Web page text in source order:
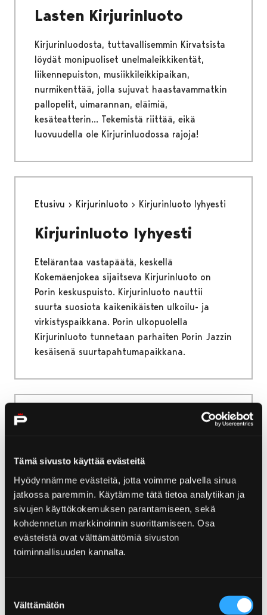
Tämä sivusto käyttää evästeitä
Hyödynnämme evästeitä, jotta voimme palvella sinua
jatkossa paremmin. Käytämme tätä tietoa analytiikan ja
sivujen käyttökokemuksen parantamiseen, sekä
kohdennetun markkinoinnin suorittamiseen. Osa
evästeistä ovat välttämättömiä sivuston
toiminnallisuuden kannalta.
valinta
Välttämätön
Lasten Kirjurinluoto
Kirjurinluodosta, tuttavallisemmin Kirvatsista
löydät monipuoliset unelmaleikkikentät,
liikennepuiston, musiikkileikkipaikan,
nurmikenttää, jolla sujuvat haastavammatkin
pallopelit, uimarannan, eläimiä,
kesäteatterin... Tekemistä riittää, eikä
luovuudella ole Kirjurinluodossa rajoja!
Etusivu Kirjurinluoto Kirjurinluoto lyhyesti
Kirjurinluoto lyhyesti
Etelärantaa vastapäätä, keskellä
Kokemäenjokea sijaitseva Kirjurinluoto on
Porin keskuspuisto. Kirjurinluoto nauttii
suurta suosiota kaikenikäisten ulkoilu- ja
virkistyspaikkana. Porin ulkopuolella
Kirjurinluoto tunnetaan parhaiten Porin Jazzin
kesäisenä suurtapahtumapaikkana.
Mainospaikat ja
opastetaulut
Porin kaupunki, Porikorttelit ja yksityiset
toimijat vuokraavat yrityksille mainostilaa
erilaisiin tarkoituksiin Porin alueella. Sen, joka